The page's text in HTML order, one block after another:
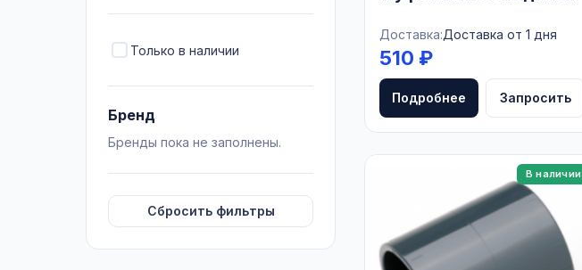
Только в наличии
Бренд
Бренды пока не заполнены.
Сбросить фильтры
Доставка:Доставка от 1 дня
510 ₽
Подробнее Запросить
В наличии